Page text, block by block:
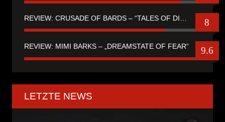
8
REVIEW: MIMI BARKS – „DREAMSTATE OF FEAR“ 9.6
LETZTE NEWS